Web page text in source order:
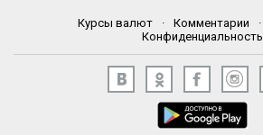
Курсы валют · Комментарии ·
Конфиденциальность